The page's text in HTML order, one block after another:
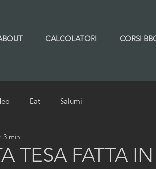
CALCOLATORI CORSI
Eat Salumi
TESA FATTA
3 min